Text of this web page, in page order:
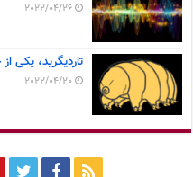
2022/04/26
تاردیگرید، یکی
2022/04/20